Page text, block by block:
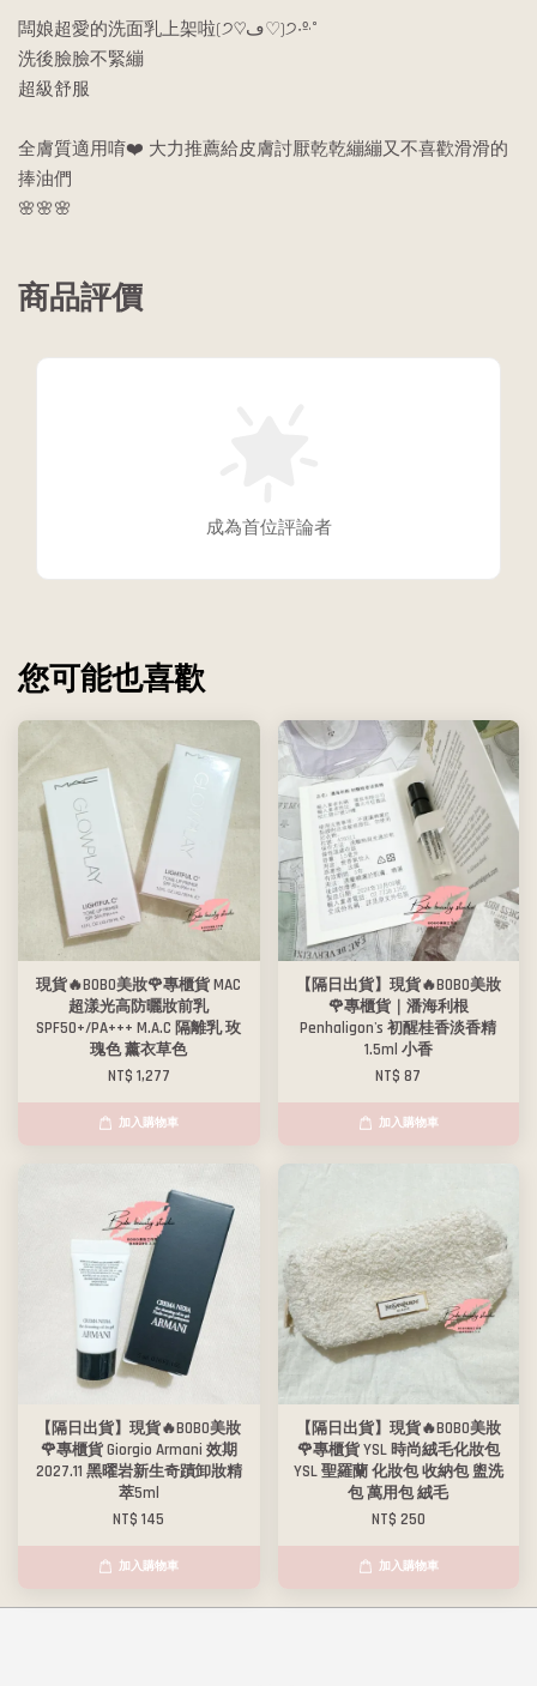
闆娘超愛的洗面乳上架啦(੭♡ڡ♡)੭‧º·˚
洗後臉臉不緊繃
超級舒服
全膚質適用唷❤️ 大力推薦給皮膚討厭乾乾繃繃又不喜歡滑滑的
捧油們
🌸🌸🌸
商品評價
成為首位評論者
您可能也喜歡
現貨🔥BOBO美妝🌹專櫃貨 MAC
超漾光高防曬妝前乳
SPF50+/PA+++ M.A.C 隔離乳 玫
瑰色 薰衣草色
NT$ 1,277
加入購物車
【隔日出貨】現貨🔥BOBO美妝
🌹專櫃貨｜潘海利根
Penhaligon's 初醒桂香淡香精
1.5ml 小香
NT$ 87
加入購物車
【隔日出貨】現貨🔥BOBO美妝
🌹專櫃貨 Giorgio Armani 效期
2027.11 黑曜岩新生奇蹟卸妝精
萃5ml
NT$ 145
加入購物車
【隔日出貨】現貨🔥BOBO美妝
🌹專櫃貨 YSL 時尚絨毛化妝包
YSL 聖羅蘭 化妝包 收納包 盥洗
包 萬用包 絨毛
NT$ 250
加入購物車